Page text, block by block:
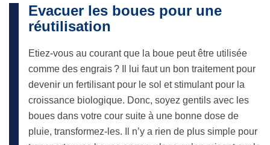
Evacuer les boues pour une
réutilisation
Etiez-vous au courant que la boue peut être utilisée
comme des engrais ? Il lui faut un bon traitement pour
devenir un fertilisant pour le sol et stimulant pour la
croissance biologique. Donc, soyez gentils avec les
boues dans votre cour suite à une bonne dose de
pluie, transformez-les. Il n’y a rien de plus simple pour